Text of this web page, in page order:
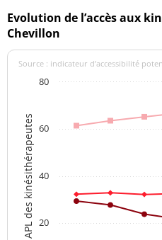
Evolution de l’accès aux
Chevillon
APL des kinésithérapeutes
Source : indicateur d’accessibilité
20
40
60
80